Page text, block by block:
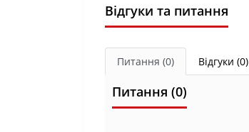
Відгуки та питання
Питання (0) Відгуки (0)
Питання (0)